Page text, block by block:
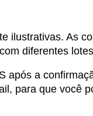
ilustrativas. As
diferentes
após a
para que você